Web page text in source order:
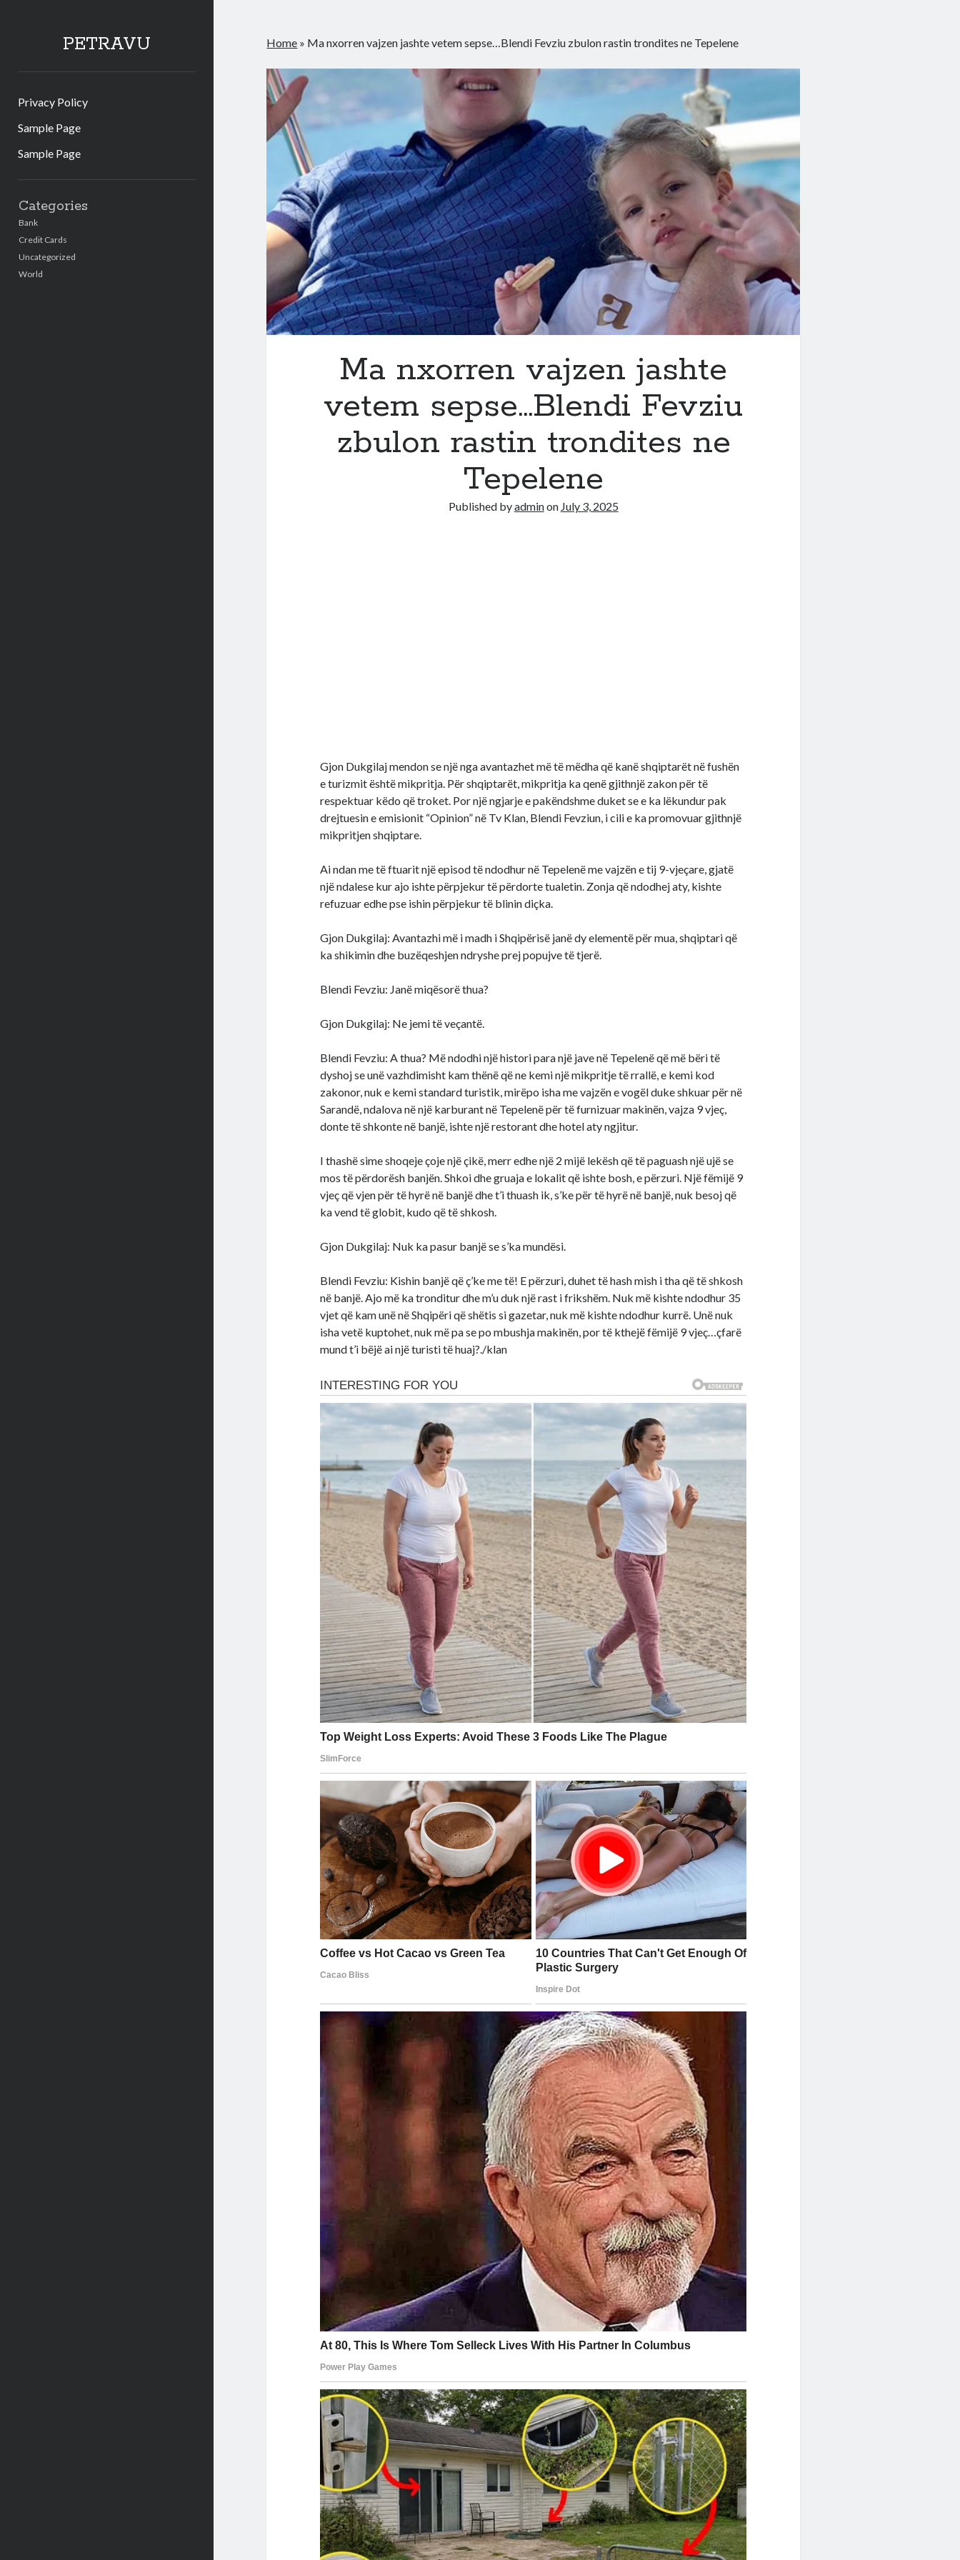
PETRAVU
Privacy Policy
Sample Page
Sample Page
Categories
Bank
Credit Cards
Uncategorized
World
Home » Ma nxorren vajzen jashte vetem sepse…Blendi Fevziu zbulon rastin trondites ne Tepelene
Ma nxorren vajzen jashte
vetem sepse…Blendi Fevziu
zbulon rastin trondites ne
Tepelene
Published byadminon July 3, 2025
Gjon Dukgilaj mendon se një nga avantazhet më të mëdha që kanë shqiptarët në fushën
e turizmit është mikpritja. Për shqiptarët, mikpritja ka qenë gjithnjë zakon për të
respektuar këdo që troket. Por një ngjarje e pakëndshme duket se e ka lëkundur pak
drejtuesin e emisionit “Opinion” në Tv Klan, Blendi Fevziun, i cili e ka promovuar gjithnjë
mikpritjen shqiptare.
Ai ndan me të ftuarit një episod të ndodhur në Tepelenë me vajzën e tij 9-vjeçare, gjatë
një ndalese kur ajo ishte përpjekur të përdorte tualetin. Zonja që ndodhej aty, kishte
refuzuar edhe pse ishin përpjekur të blinin diçka.
Gjon Dukgilaj: Avantazhi më i madh i Shqipërisë janë dy elementë për mua, shqiptari që
ka shikimin dhe buzëqeshjen ndryshe prej popujve të tjerë.
Blendi Fevziu: Janë miqësorë thua?
Gjon Dukgilaj: Ne jemi të veçantë.
Blendi Fevziu: A thua? Më ndodhi një histori para një jave në Tepelenë që më bëri të
dyshoj se unë vazhdimisht kam thënë që ne kemi një mikpritje të rrallë, e kemi kod
zakonor, nuk e kemi standard turistik, mirëpo isha me vajzën e vogël duke shkuar për në
Sarandë, ndalova në një karburant në Tepelenë për të furnizuar makinën, vajza 9 vjeç,
donte të shkonte në banjë, ishte një restorant dhe hotel aty ngjitur.
I thashë sime shoqeje çoje një çikë, merr edhe një 2 mijë lekësh që të paguash një ujë se
mos të përdorësh banjën. Shkoi dhe gruaja e lokalit që ishte bosh, e përzuri. Një fëmijë 9
vjeç që vjen për të hyrë në banjë dhe t’i thuash ik, s’ke për të hyrë në banjë, nuk besoj që
ka vend të globit, kudo që të shkosh.
Gjon Dukgilaj: Nuk ka pasur banjë se s’ka mundësi.
Blendi Fevziu: Kishin banjë që ç’ke me të! E përzuri, duhet të hash mish i tha që të shkosh
në banjë. Ajo më ka tronditur dhe m’u duk një rast i frikshëm. Nuk më kishte ndodhur 35
vjet që kam unë në Shqipëri që shëtis si gazetar, nuk më kishte ndodhur kurrë. Unë nuk
isha vetë kuptohet, nuk më pa se po mbushja makinën, por të kthejë fëmijë 9 vjeç…çfarë
mund t’i bëjë ai një turisti të huaj?./klan